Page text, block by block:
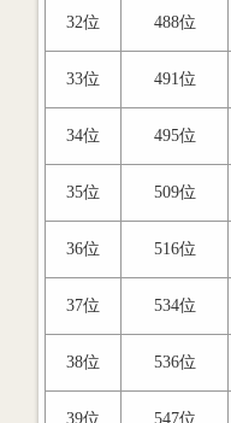
32位 488位
33位 491位
34位 495位
35位 509位
36位 516位
37位 534位
38位 536位
39位 547位